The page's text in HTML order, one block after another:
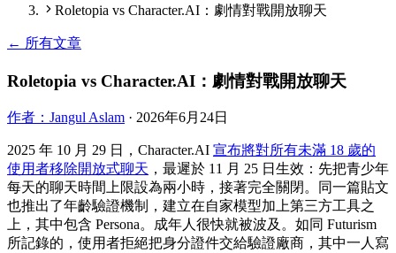
Roletopia vs Character.AI：劇情對戰開放聊天
← 所有文章
Roletopia vs Character.AI：劇情對戰開放聊天
作者：Jangul Aslam · 2026年6月24日
2025 年 10 月 29 日，Character.AI 宣布將對所有未滿 18 歲的
使用者移除開放式聊天 ，最遲於 11 月 25 日生效：先把青少年
每天的聊天時間上限設為兩小時，接著完全關閉。同一篇貼文
也推出了年齡驗證機制，建立在自家模型加上第三方工具之
上，其中包含 Persona。成年人很快就被波及。如同 Futurism
所記錄的，使用者拒絕把身分證件交給驗證廠商，其中一人寫